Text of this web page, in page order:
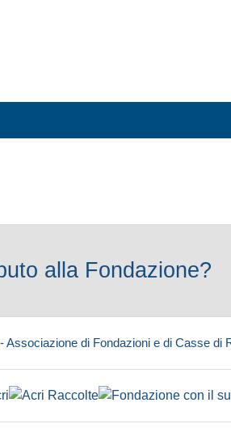
alla Fondazione?
Associazione di Fondazioni e di Casse